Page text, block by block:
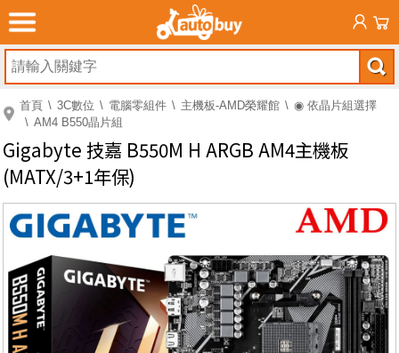
首頁 3C數位 電腦零組件 主機板-AMD榮耀館
◉ 依晶片組選擇
AM4 B550晶片組
Gigabyte 技嘉 B550M H ARGB AM4主機板
(MATX/3+1年保)